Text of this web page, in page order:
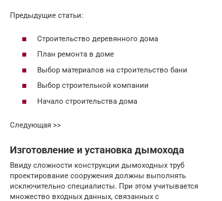
Предыдущие статьи:
Строительство деревянного дома
План ремонта в доме
Выбор материалов на строительство бани
Выбор строительной компании
Начало строительства дома
Следующая >>
Изготовление и установка дымохода
Ввиду сложности конструкции дымоходных труб
проектирование сооружения должны выполнять
исключительно специалисты. При этом учитывается
множество входных данных, связанных с